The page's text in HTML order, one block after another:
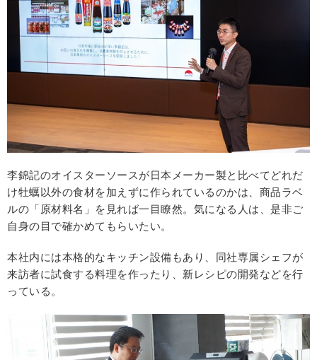
李錦記のオイスターソースが日本メーカー製と比べてどれだ
け牡蠣以外の食材を加えずに作られているのかは、商品ラベ
ルの「原材料名」を見れば一目瞭然。気になる人は、是非ご
自身の目で確かめてもらいたい。
本社内には本格的なキッチン設備もあり、同社専属シェフが
来訪者に試食する料理を作ったり、新レシピの開発などを行
っている。